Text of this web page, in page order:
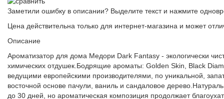
Заметили ошибку в описании? Выделите текст и нажмите
Цена действительна только для интернет-магазина и может
Описание
Ароматизатор для дома Медори Dark Fantasy - экологически
химических отдушек.Бодрящие ароматы: Golden Skin, Blaсk
ведущими европейскими производителями, по уникальной,
восточной основе пачули, ваниль и сандаловое
до 30 дней, но ароматическая композиция продолжает